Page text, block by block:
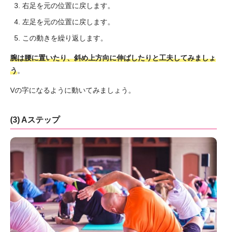
右足を元の位置に戻します。
左足を元の位置に戻します。
この動きを繰り返します。
腕は腰に置いたり、斜め上方向に伸ばしたりと工夫してみましょ
う。
Vの字になるように動いてみましょう。
(3) Aステップ